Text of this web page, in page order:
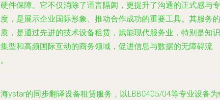
件保障。它不仅消除了语言隔阂，更提升了沟通的正式感与专
，是展示企业国际形象、推动合作成功的重要工具。其服务的
，是通过先进的技术设备租赁，赋能现代服务业，特别是知识
型和高频国际互动的商务领域，促进信息与数据的无障碍流
ystar的同步翻译设备租赁服务，以LBB0405/04等专业设备为